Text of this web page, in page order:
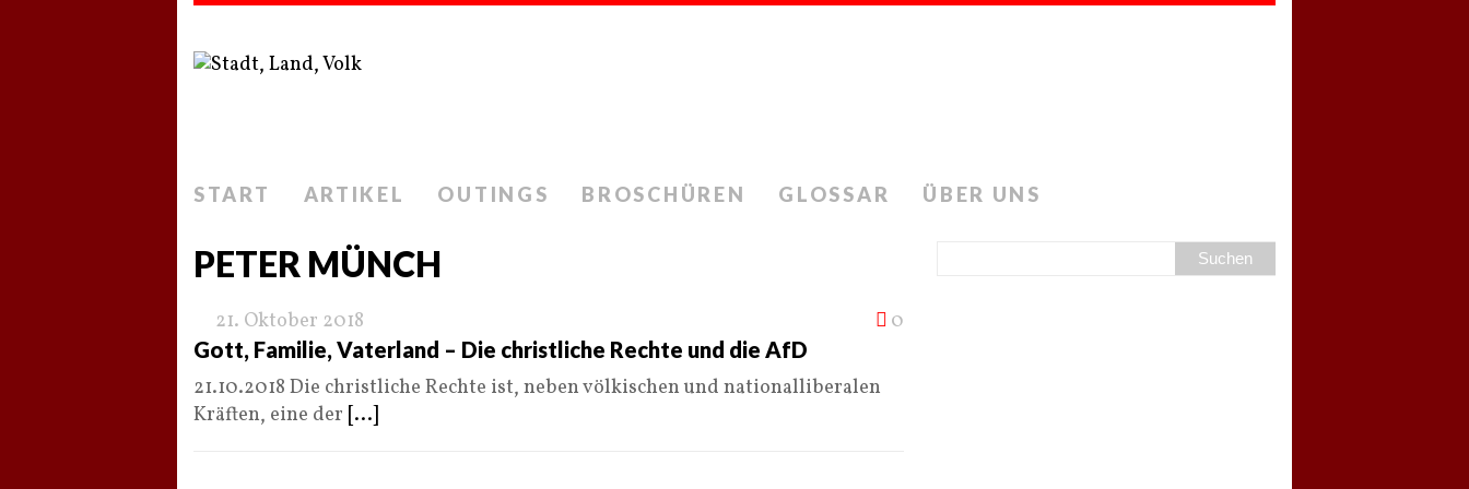
START ARTIKEL OUTINGS BROSCHÜREN GLOSSAR ÜBER UNS
PETER MÜNCH
21. Oktober 2018 0
Gott, Familie, Vaterland – Die christliche Rechte und die AfD
21.10.2018 Die christliche Rechte ist, neben völkischen und nationalliberalen
Kräften, eine der [...]